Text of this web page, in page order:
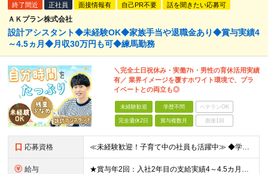
終了間近 正社員 面接情報有 自己PR不要 話を聞きたい応募可
ＡＫプラン株式会社
設計アシスタント◆未経験OK◆家族手当や退職金あり◆賞与実績4
～4.5ヵ月◆月収30万円も可◆練馬勤務
＼完全土日祝休み・実働7h・男性の育休活用実績
有／ 業界イメージを覆すホワイト環境で、プラ
イベートとの両立も◎
未経験歓迎 学歴不問 ベテランOK
完全週休2日 賞与複数月 面接1回
応募資格 ≪未経験歓迎！子育て中の社員も活躍中≫ ◆学歴不問 ＼こんな方に向いています／ ◎未経験から一生役立つスキルを身につけたい方 ◎安定した企業で長く勤めたい方 ◎土日祝休みなど、プライベートも大切にし
給与 ★賞与年2回：入社2年目の支給実績4～4.5カ月分！ ★月収30万円も可能！退職金、家族手当など福利厚生充実 ★見込み残業なし！残業代は全額支給 ★技術士など、毎月3万円の資格手当もあり ◆月給26